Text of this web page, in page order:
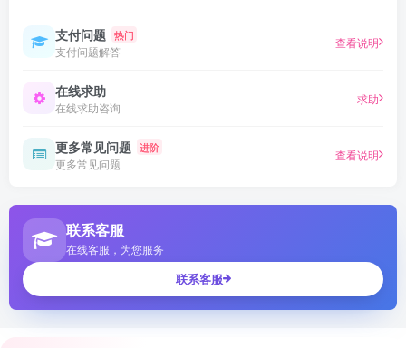
支付问题 热门
支付问题解答
查看说明
在线求助
在线求助咨询
求助
更多常见问题 进阶
更多常见问题
查看说明
联系客服
在线客服，为您服务
联系客服